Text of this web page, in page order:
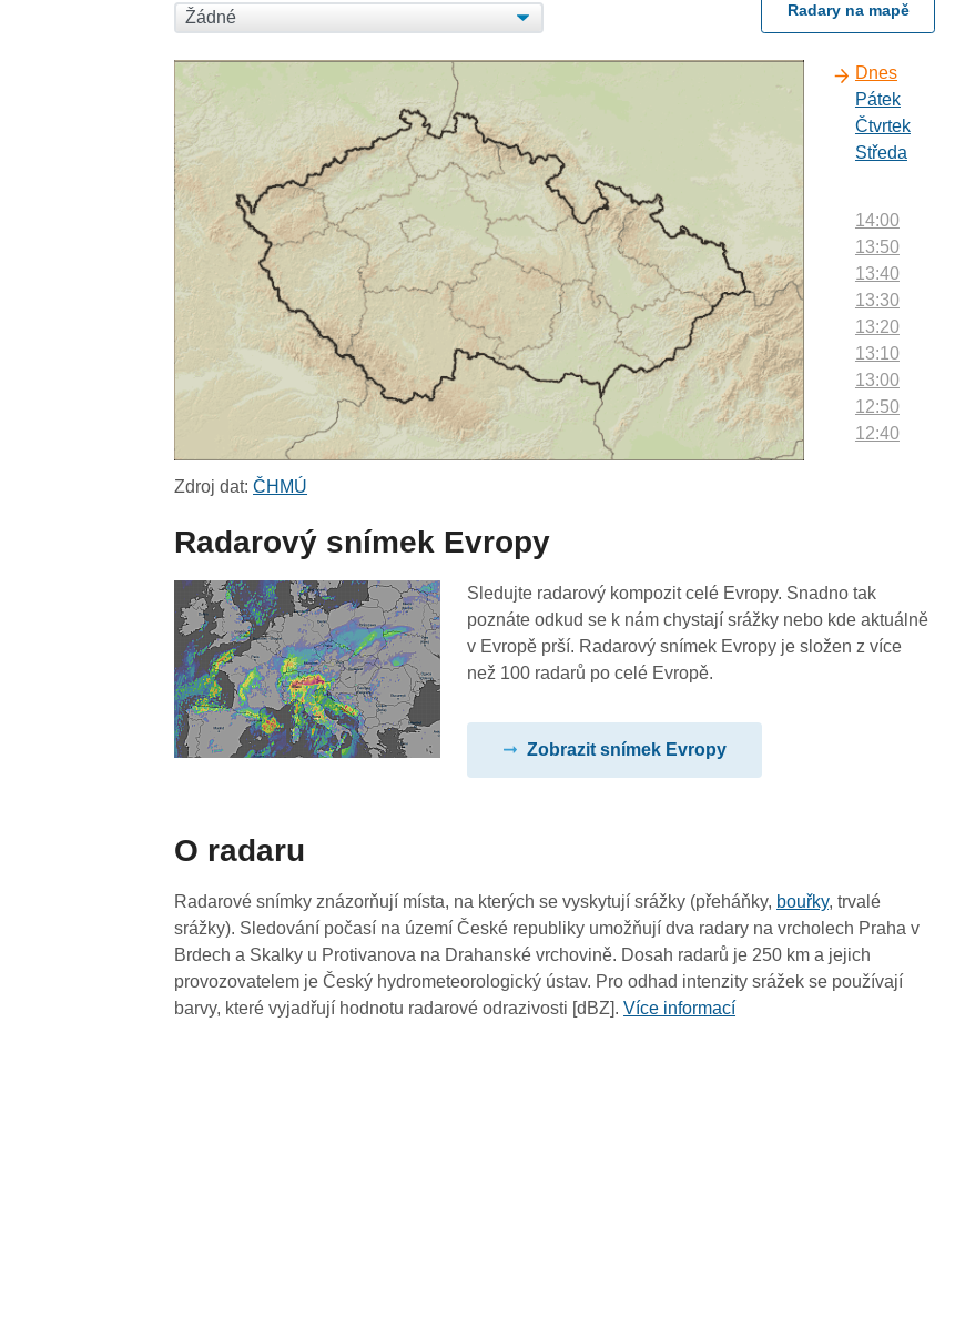
Radary na mapě
Dnes
Pátek
Čtvrtek
Středa
14:00
13:50
13:40
13:30
13:20
13:10
13:00
12:50
12:40
11:40
11:30
11:20
09:40
09:30
09:20
09:10
Zdroj dat:ČHMÚ
Radarový snímek Evropy
Sledujte radarový kompozit celé Evropy. Snadno tak
poznáte odkud se k nám chystají srážky nebo kde aktuálně
v Evropě prší. Radarový snímek Evropy je složen z více
než 100 radarů po celé Evropě.
Zobrazit snímek Evropy
O radaru
Radarové snímky znázorňují místa, na kterých se vyskytují srážky (přeháňky, bouřky, trvalé
srážky). Sledování počasí na území České republiky umožňují dva radary na vrcholech Praha v
Brdech a Skalky u Protivanova na Drahanské vrchovině. Dosah radarů je 250 km a jejich
provozovatelem je Český hydrometeorologický ústav. Pro odhad intenzity srážek se používají
barvy, které vyjadřují hodnotu radarové odrazivosti [dBZ].Více informací